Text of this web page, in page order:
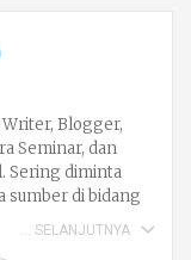
Blogger,
Seminar, dan
Sering diminta
sumber di bidang
dan PTK. Siapa
SELANJUTNYA